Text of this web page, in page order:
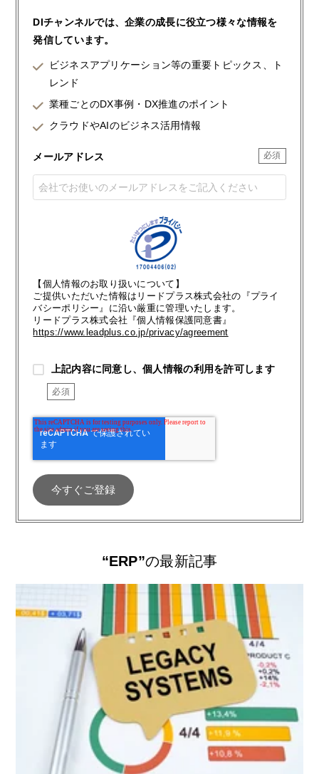
DIチャンネルでは、企業の成長に役立つ様々な情報を
発信しています。
ビジネスアプリケーション等の重要トピックス、ト
レンド
業種ごとのDX事例・DX推進のポイント
クラウドやAIのビジネス活用情報
メールアドレス
【個人情報のお取り扱いについて】
ご提供いただいた情報はリードプラス株式会社の『プライ
バシーポリシー』に沿い厳重に管理いたします。
リードプラス株式会社『個人情報保護同意書』
https://www.leadplus.co.jp/privacy/agreement
上記内容に同意し、個人情報の利用を許可します
“ERP”の最新記事